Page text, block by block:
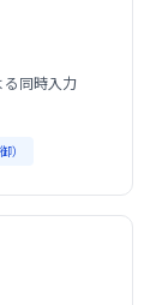
る同時入力
）